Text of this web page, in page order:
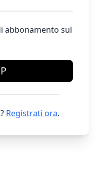
abbonamento sul
Registrati ora.